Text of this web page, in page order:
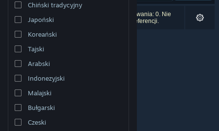
Zmień język
Pobierz aplikację mobilną Steam
Wersja przeglądarkowa
Chiński tradycyjny
Japoński
Koreański
Tajski
Arabski
Indonezyjski
Malajski
Bułgarski
Czeski
Liczba wyników pasujących do twojego wyszukiwania: 0. Nie
uwzględniono 9 tytułów na podstawie twoich preferencji.